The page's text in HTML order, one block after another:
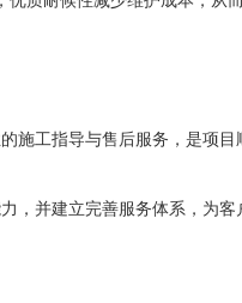
施工指导与售后服务，是项目
，并建立完善服务体系，为客